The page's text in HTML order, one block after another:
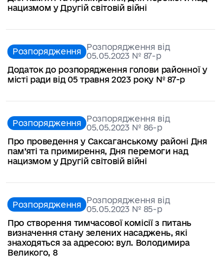
нацизмом у Другій світовій війні
Розпорядження Розпорядження від
05.05.2023 № 87-р
Додаток до розпорядження голови районної у
місті ради від 05 травня 2023 року № 87-р
Розпорядження Розпорядження від
05.05.2023 № 86-р
Про проведення у Саксаганському районі Дня
пам’яті та примирення, Дня перемоги над
нацизмом у Другій світовій війні
Розпорядження Розпорядження від
05.05.2023 № 85-р
Про створення тимчасової комісії з питань
визначення стану зелених насаджень, які
знаходяться за адресою: вул. Володимира
Великого, 8